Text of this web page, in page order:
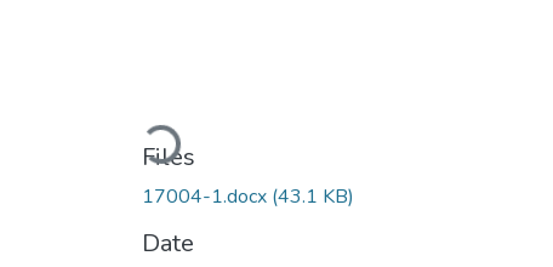
Loading...
Files
17004-1.docx (43.1 KB)
Date